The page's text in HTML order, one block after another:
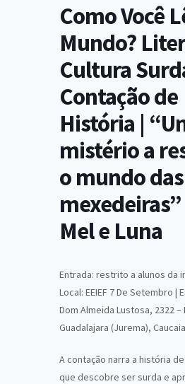
Como Você
Mundo?
Cultura
Contação de
História |
mistério a
o mundo
Mel e Luna
Entrada: restrito a alunos da
Local: EEIEF 7 De Setembro |
Dom Almeida Lustosa, 2322 –
Guadalajara (Jurema), Caucaia
A contação narra a história
que descobre ser surda e